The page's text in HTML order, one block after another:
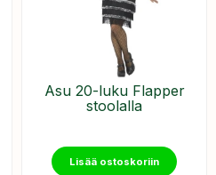
Asu 20-luku Flapper
stoolalla
Lisää ostoskoriin